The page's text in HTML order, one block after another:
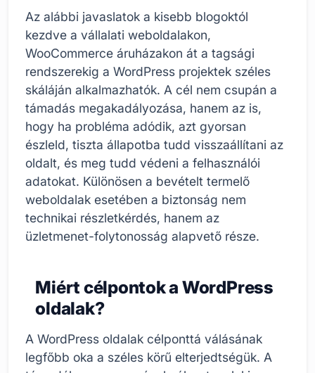
Az alábbi javaslatok a kisebb blogoktól
kezdve a vállalati weboldalakon,
WooCommerce áruházakon át a tagsági
rendszerekig a WordPress projektek széles
skáláján alkalmazhatók. A cél nem csupán a
támadás megakadályozása, hanem az is,
hogy ha probléma adódik, azt gyorsan
észleld, tiszta állapotba tudd visszaállítani az
oldalt, és meg tudd védeni a felhasználói
adatokat. Különösen a bevételt termelő
weboldalak esetében a biztonság nem
technikai részletkérdés, hanem az
üzletmenet-folytonosság alapvető része.
Miért célpontok a WordPress
oldalak?
A WordPress oldalak célponttá válásának
legfőbb oka a széles körű elterjedtségük. A